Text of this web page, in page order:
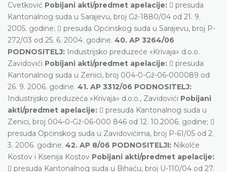
Cvetković Pobijani akti/predmet apelacije:  presuda
Kantonalnog suda u Sarajevu, broj Gž-1880/04 od 21. 9.
2005. godine;  presuda Općinskog suda u Sarajevu, broj P-
272/03 od 25. 6. 2004. godine. 40. AP 3264/06
PODNOSITELJ: Industrijsko preduzeće «Krivaja» d.o.o.
Zavidovići Pobijani akti/predmet apelacije:  presuda
Kantonalnog suda u Zenici, broj 004-0-Gž-06-000089 od
26. 9. 2006. godine. 41. AP 3312/06 PODNOSITELJ:
Industrijsko preduzeća «Krivaja» d.o.o., Zavidovići Pobijani
akti/predmet apelacije:  presuda Kantonalnog suda u
Zenici, broj 004-0-Gž-06-000 846 od 12. 10.2006. godine; 
presuda Općinskog suda u Zavidovićima, broj P-61/05 od 2.
3. 2006. godine. 42. AP 8/06 PODNOSITELJI: Nikolče
Kostov i Ksenija Kostov Pobijani akti/predmet apelacije:
 presuda Kantonalnog suda u Bihaću, broj U-110/04 od 27.